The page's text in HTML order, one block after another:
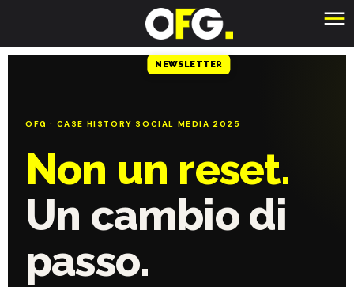
OFG · CASE HISTORY SOCIAL MEDIA 2025
Non un reset.
Un cambio di
passo.
NEWSLETTER